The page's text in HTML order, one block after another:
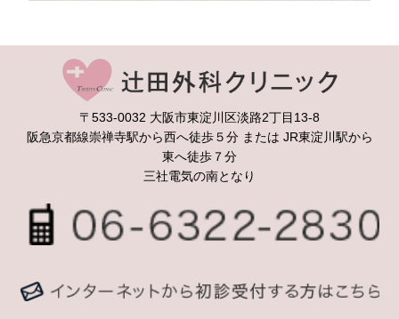
〒533-0032 大阪市東淀川区淡路2丁目13-8
阪急京都線崇禅寺駅から西へ徒歩５分 または JR東淀川駅から
東へ徒歩７分
三社電気の南となり
メ